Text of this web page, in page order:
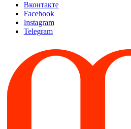
Вконтакте
Facebook
Instagram
Telegram